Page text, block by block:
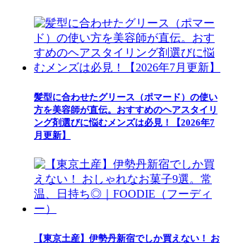
髪型に合わせたグリース（ポマード）の使い
方を美容師が直伝。おすすめのヘアスタイリ
ング剤選びに悩むメンズは必見！【2026年7
月更新】
【東京土産】伊勢丹新宿でしか買えない！ お